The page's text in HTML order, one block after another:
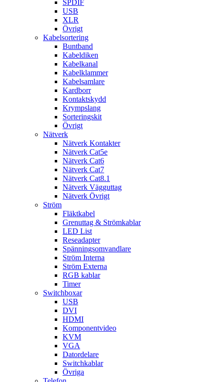
SPDIF
USB
XLR
Övrigt
Kabelsortering
Buntband
Kabeldiken
Kabelkanal
Kabelklammer
Kabelsamlare
Kardborr
Kontaktskydd
Krympslang
Sorteringskit
Övrigt
Nätverk
Nätverk Kontakter
Nätverk Cat5e
Nätverk Cat6
Nätverk Cat7
Nätverk Cat8.1
Nätverk Vägguttag
Nätverk Övrigt
Ström
Fläktkabel
Grenuttag & Strömkablar
LED List
Reseadapter
Spänningsomvandlare
Ström Interna
Ström Externa
RGB kablar
Timer
Switchboxar
USB
DVI
HDMI
Komponentvideo
KVM
VGA
Datordelare
Switchkablar
Övriga